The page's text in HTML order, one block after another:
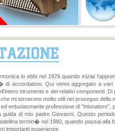
lo ebbi nel 1976 quando iniziai
di accordatore. Qui venni aggregato a
strumento e dei relativi componenti.
mi tornarono molto utili nel proseguo della
entusiasmante professione di "intonatore",
guida di mio padre Giovanni. Questo
termin� nel 1980, quando passai alla
importanti esperienze.